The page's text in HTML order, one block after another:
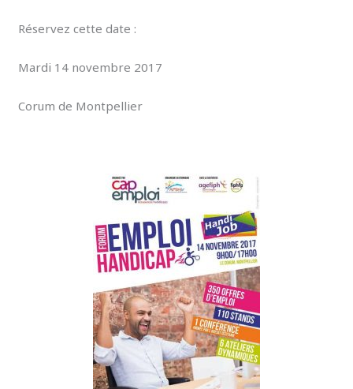
Réservez cette date :
Mardi 14 novembre 2017
Corum de Montpellier